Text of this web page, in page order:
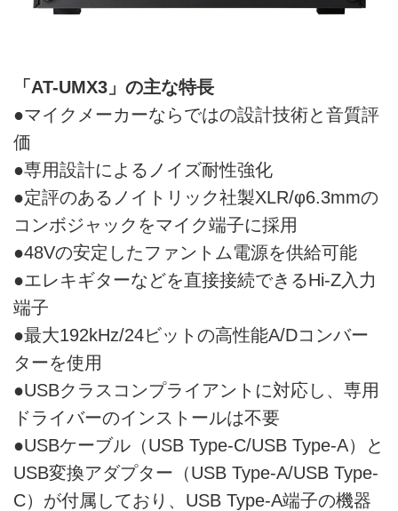
「AT-UMX3」の主な特長
●マイクメーカーならではの設計技術と音質評
価
●専用設計によるノイズ耐性強化
●定評のあるノイトリック社製XLR/φ6.3mmの
コンボジャックをマイク端子に採用
●48Vの安定したファントム電源を供給可能
●エレキギターなどを直接接続できるHi-Z入力
端子
●最大192kHz/24ビットの高性能A/Dコンバー
ターを使用
●USBクラスコンプライアントに対応し、専用
ドライバーのインストールは不要
●USBケーブル（USB Type-C/USB Type-A）と
USB変換アダプター（USB Type-A/USB Type-
C）が付属しており、USB Type-A端子の機器